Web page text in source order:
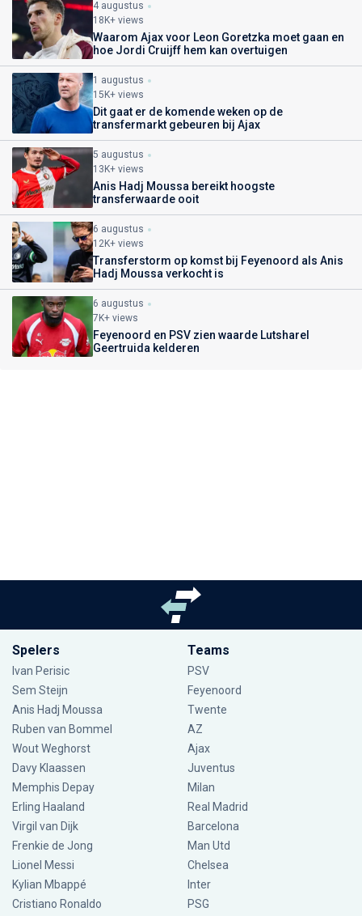
4 augustus
18K+ views
Waarom Ajax voor Leon Goretzka moet gaan en
hoe Jordi Cruijff hem kan overtuigen
1 augustus
15K+ views
Dit gaat er de komende weken op de
transfermarkt gebeuren bij Ajax
5 augustus
13K+ views
Anis Hadj Moussa bereikt hoogste
transferwaarde ooit
6 augustus
12K+ views
Transferstorm op komst bij Feyenoord als Anis
Hadj Moussa verkocht is
6 augustus
7K+ views
Feyenoord en PSV zien waarde Lutsharel
Geertruida kelderen
Spelers
Ivan Perisic
Sem Steijn
Anis Hadj Moussa
Ruben van Bommel
Wout Weghorst
Davy Klaassen
Memphis Depay
Erling Haaland
Virgil van Dijk
Frenkie de Jong
Lionel Messi
Kylian Mbappé
Cristiano Ronaldo
Teams
PSV
Feyenoord
Twente
AZ
Ajax
Juventus
Milan
Real Madrid
Barcelona
Man Utd
Chelsea
Inter
PSG